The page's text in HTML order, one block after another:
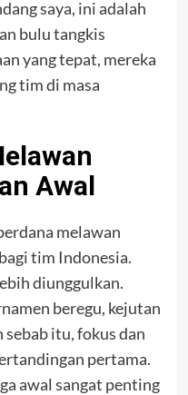
saya, ini adalah
bulu tangkis
yang tepat, mereka
tim di masa
Awal
melawan
tim Indonesia.
diunggulkan.
beregu, kejutan
itu, fokus dan
pertama.
awal sangat penting